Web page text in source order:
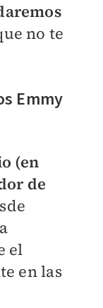
no te
Emmy
(en
de
el
en las